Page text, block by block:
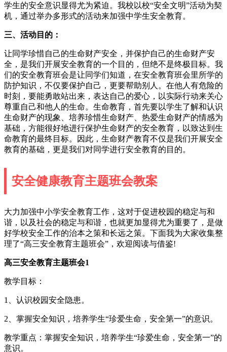
学生的安全意识显得尤为紧迫。我校以校“安全文明”活动为契
机，通过举办多形式的活动来加强中学生安全教育。
三、活动目的：
让同学珍惜自己的生命财产安全，并保护自己的生命财产安
全，是我们开展安全教育的一个目的，但绝不是终极目标。我
们的安全教育班会是让同学们知道，在安全教育班会里所学的
防护知识，不仅要保护自己，更要帮助别人。在他人有危险的
时刻，要能勇敢站出来，表达自己的爱心，以实际行动来关心
尊重自己和他人的生命。生命教育，首先要以学生了解和认识
生命财产的现象、培养珍惜生命财产、热爱生命财产的情感为
基础，方能很好地进行保护生命财产的安全教育，以致达到生
命教育的最终目标。因此，生命财产教育不仅是我们开展安全
教育的基础，更是我们对同学进行安全教育的目的。
安全健康教育主题班会教案
大力加强中小学安全教育工作，这对于促进校园的稳定与和
谐，以及社会的稳定与和谐，也就更加显得尤为重要了，是做
好学校安全工作的治本之策和长远之策。下面我为大家收集整
理了“高三安全教育主题班会”，欢迎阅读与借鉴!
高三安全教育主题班会1
教学目标：
1、认识校园安全隐患。
2、掌握安全知识，培养学生“珍爱生命，安全第一”的意识。
教学重点：掌握安全知识，培养学生“珍爱生命，安全第一”的
意识。